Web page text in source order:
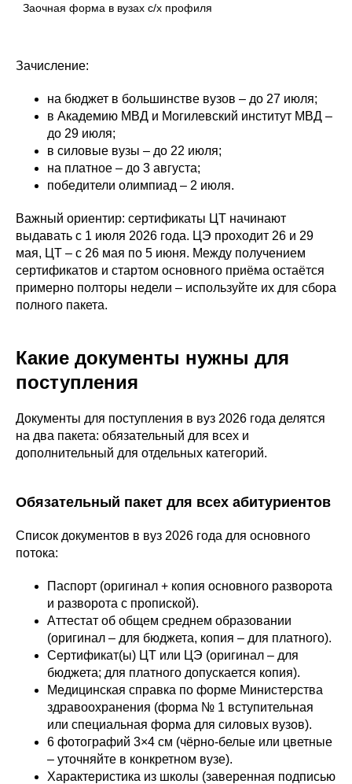
Заочная форма в вузах с/х профиля
Зачисление:
на бюджет в большинстве вузов – до 27 июля;
в Академию МВД и Могилевский институт МВД –
до 29 июля;
в силовые вузы – до 22 июля;
на платное – до 3 августа;
победители олимпиад – 2 июля.
Важный ориентир: сертификаты ЦТ начинают
выдавать с 1 июля 2026 года. ЦЭ проходит 26 и 29
мая, ЦТ – с 26 мая по 5 июня. Между получением
сертификатов и стартом основного приёма остаётся
примерно полторы недели – используйте их для сбора
полного пакета.
Какие документы нужны для
поступления
Документы для поступления в вуз 2026 года делятся
на два пакета: обязательный для всех и
дополнительный для отдельных категорий.
Обязательный пакет для всех абитуриентов
Список документов в вуз 2026 года для основного
потока:
Паспорт (оригинал + копия основного разворота
и разворота с пропиской).
Аттестат об общем среднем образовании
(оригинал – для бюджета, копия – для платного).
Сертификат(ы) ЦТ или ЦЭ (оригинал – для
бюджета; для платного допускается копия).
Медицинская справка по форме Министерства
здравоохранения (форма № 1 вступительная
или специальная форма для силовых вузов).
6 фотографий 3×4 см (чёрно-белые или цветные
– уточняйте в конкретном вузе).
Характеристика из школы (заверенная подписью